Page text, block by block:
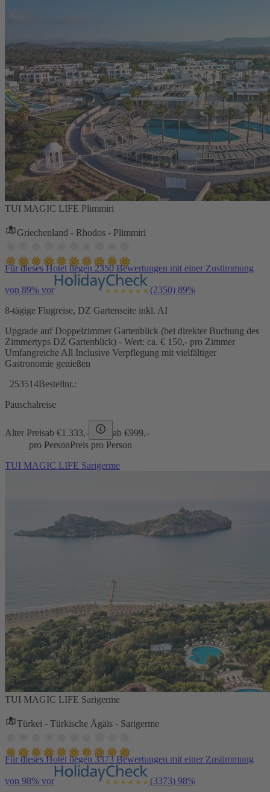
TUI MAGIC LIFE Plimmiri
Griechenland - Rhodos - Plimmiri
Für dieses Hotel liegen 2350 Bewertungen mit einer Zustimmung
von 89% vor (2350) 89%
8-tägige Flugreise, DZ Gartenseite inkl. AI
Upgrade auf Doppelzimmer Gartenblick (bei direkter Buchung des
Zimmertyps DZ Gartenblick) - Wert: ca. € 150,- pro Zimmer
Umfangreiche All Inclusive Verpflegung mit vielfältiger
Gastronomie genießen
253514Bestellnr.:
Pauschalreise
Alter Preisab €1.333,- ab €999,-
pro PersonPreis pro Person
TUI MAGIC LIFE Sarigerme
TUI MAGIC LIFE Sarigerme
Türkei - Türkische Ägäis - Sarigerme
Für dieses Hotel liegen 3373 Bewertungen mit einer Zustimmung
von 98% vor (3373) 98%